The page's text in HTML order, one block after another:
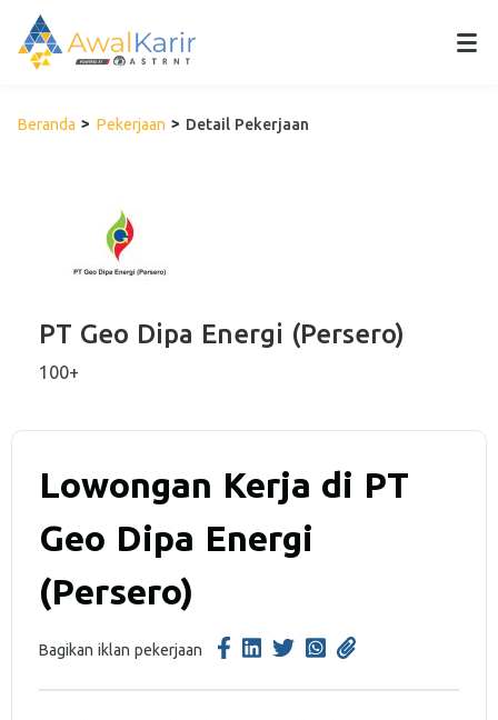
Beranda Pekerjaan Detail Pekerjaan
PT Geo Dipa Energi (Persero)
100+
Lowongan Kerja di PT
Geo Dipa Energi
(Persero)
Bagikan iklan pekerjaan